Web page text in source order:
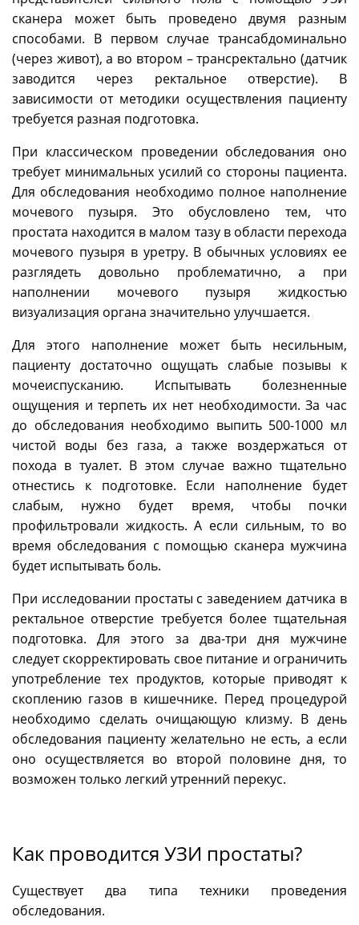
сканера может быть проведено двумя разным
способами. В первом случае трансабдоминально
(через живот), а во втором – трансректально (датчик
заводится через ректальное отверстие). В
зависимости от методики осуществления пациенту
требуется разная подготовка.
При классическом проведении обследования оно
требует минимальных усилий со стороны пациента.
Для обследования необходимо полное наполнение
мочевого пузыря. Это обусловлено тем, что
простата находится в малом тазу в области перехода
мочевого пузыря в уретру. В обычных условиях ее
разглядеть довольно проблематично, а при
наполнении мочевого пузыря жидкостью
визуализация органа значительно улучшается.
Для этого наполнение может быть несильным,
пациенту достаточно ощущать слабые позывы к
мочеиспусканию. Испытывать болезненные
ощущения и терпеть их нет необходимости. За час
до обследования необходимо выпить 500-1000 мл
чистой воды без газа, а также воздержаться от
похода в туалет. В этом случае важно тщательно
отнестись к подготовке. Если наполнение будет
слабым, нужно будет время, чтобы почки
профильтровали жидкость. А если сильным, то во
время обследования с помощью сканера мужчина
будет испытывать боль.
При исследовании простаты с заведением датчика в
ректальное отверстие требуется более тщательная
подготовка. Для этого за два-три дня мужчине
следует скорректировать свое питание и ограничить
употребление тех продуктов, которые приводят к
скоплению газов в кишечнике. Перед процедурой
необходимо сделать очищающую клизму. В день
обследования пациенту желательно не есть, а если
оно осуществляется во второй половине дня, то
возможен только легкий утренний перекус.
Как проводится УЗИ простаты?
Существует два типа техники проведения
обследования.